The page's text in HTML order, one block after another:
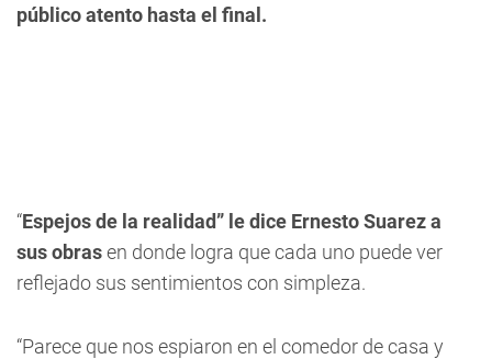
público atento hasta el final.
“Espejos de la realidad” le dice Ernesto Suarez a
sus obrasen donde logra que cada uno puede ver
reflejado sus sentimientos con simpleza.
“Parece que nos espiaron en el comedor de casa y